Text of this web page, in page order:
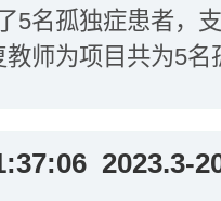
5名孤独症患者，
师为项目共为5
2023.3-